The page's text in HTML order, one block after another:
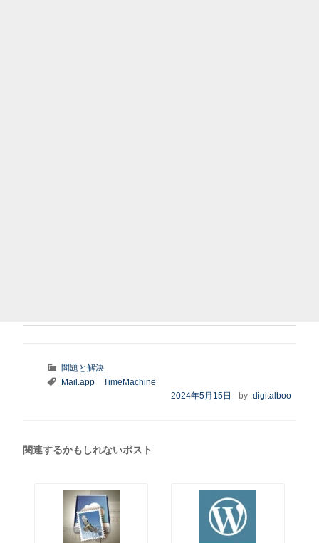
カ
テ
問題と解決
タ
Mail.app
TimeMachine
投
2024年5月15日 by digitalboo
関連するかもしれないポスト